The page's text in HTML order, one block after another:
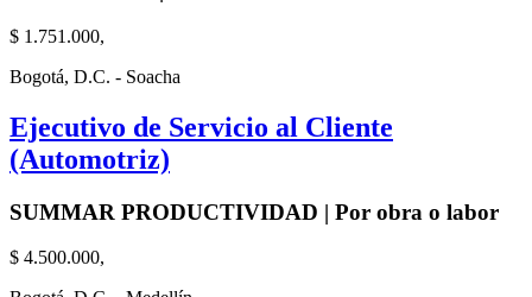
$ 1.751.000,
Bogotá, D.C. - Soacha
Ejecutivo de Servicio al Cliente
(Automotriz)
SUMMAR PRODUCTIVIDAD | Por obra o labor
$ 4.500.000,